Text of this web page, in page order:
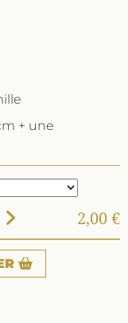
+ une
2,00 €